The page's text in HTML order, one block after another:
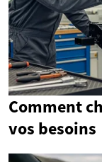
Comment
vos besoins